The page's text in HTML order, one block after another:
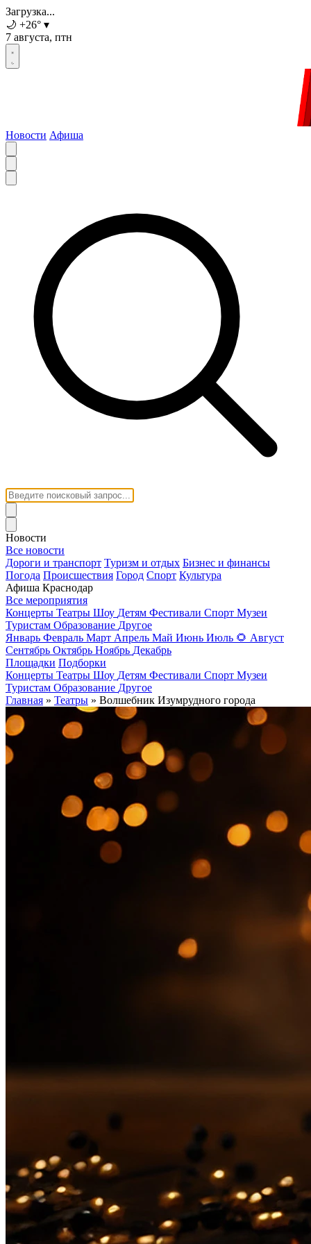
Загрузка...
🌙 +26° ▾
7 августа, птн
Новости Афиша
Новости
Все новости
Дороги и транспорт Туризм и отдых Бизнес и финансы
Погода Происшествия Город Спорт Культура
Афиша Краснодар
Все мероприятия
Концерты Театры Шоу Детям Фестивали Спорт Музеи
Туристам Образование Другое
Январь Февраль Март Апрель Май Июнь Июль 🌻 Август
Сентябрь Октябрь Ноябрь Декабрь
Площадки Подборки
Концерты Театры Шоу Детям Фестивали Спорт Музеи
Туристам Образование Другое
Главная » Театры » Волшебник Изумрудного города